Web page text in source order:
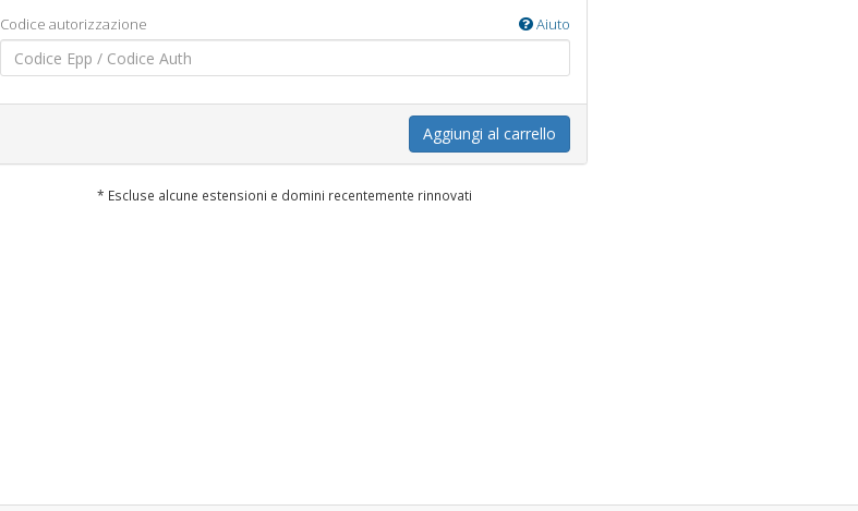
Codice autorizzazione Aiuto
Aggiungi al carrello
* Escluse alcune estensioni e domini recentemente rinnovati